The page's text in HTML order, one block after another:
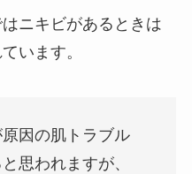
ニキビがあるときは
います。
因の肌トラブル
思われますが、